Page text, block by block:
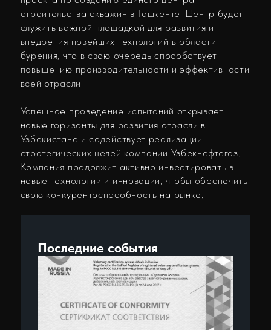
ЗИТ «ТетраСофт» получил сертификат
соответствия «Сделано в России»